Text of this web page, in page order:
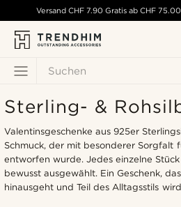
Suchen
Versand CHF 7.90 Gratis ab CHF 75.00
Sterling- &
Valentinsgeschenke aus 925er
Schmuck, der mit besonderer Sorgfalt
entworfen wurde. Jedes einzelne
bewusst ausgewählt. Ein Geschenk,
hinausgeht und Teil des Alltagsstils